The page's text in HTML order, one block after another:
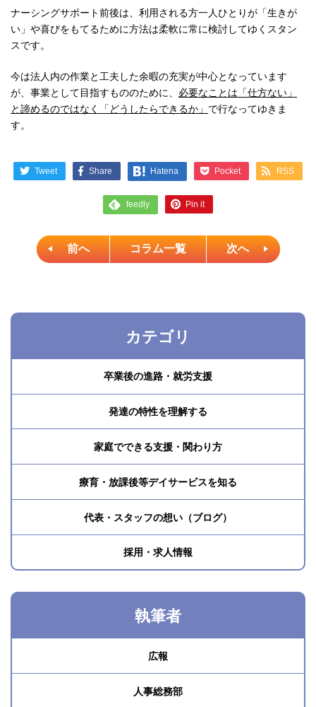
カテゴリ
卒業後の進路・就労支援
発達の特性を理解する
家庭でできる支援・関わり方
療育・放課後等デイサービスを知る
代表・スタッフの想い（ブログ）
採用・求人情報
執筆者
広報
人事総務部
ナーシングサポート前後は、利用される方一人ひとりが「生きが
い」や喜びをもてるために方法は柔軟に常に検討してゆくスタン
スです。
今は法人内の作業と工夫した余暇の充実が中心となっています
が、事業として目指すもののために、 必要なことは「仕方ない」
と諦めるのではなく「どうしたらできるか」 で行なってゆきま
す。
Tweet Share Hatena Pocket RSS
feedly Pin it
前へ コラム一覧 次へ